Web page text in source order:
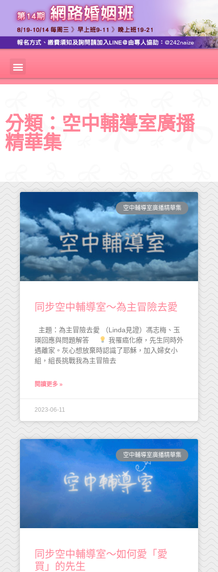
分類：空中輔導室廣播
精華集
空中輔導室廣播精華集
同步空中輔導室～為主冒險去愛
主題：為主冒險去愛 （Linda見證）馮志梅、玉
瑛回應與問題解答
我罹癌化療，先生同時外
遇離家。灰心想放棄時認識了耶穌，加入婦女小
組，組長挑戰我為主冒險去
閱讀更多 »
2023-06-11
空中輔導室廣播精華集
同步空中輔導室～如何愛「愛
買」的先生